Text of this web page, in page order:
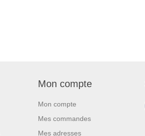
Mon compte
Mon compte
Mes commandes
Mes adresses